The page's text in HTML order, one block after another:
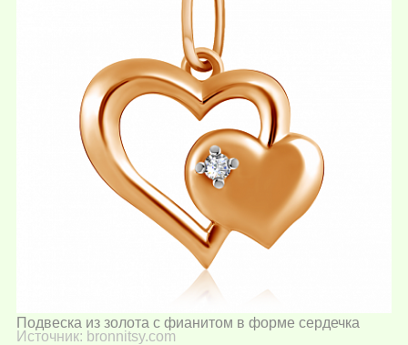
Подвеска из золота с фианитом в форме сердечка
Источник: bronnitsy.com